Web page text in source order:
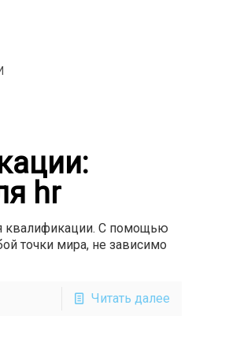
hr
квалификации. С помощью
точки мира, не зависимо
Читать далее